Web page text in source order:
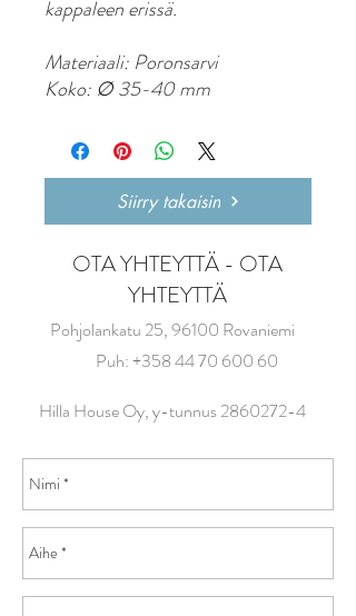
kappaleen erissä.
Materiaali: Poronsarvi
Koko: ∅ 35-40 mm
Siirry takaisin
OTA YHTEYTTÄ - OTA
YHTEYTTÄ
Pohjolankatu 25, 96100 Rovaniemi
Puh:+358 44 70 600 60
Hilla House Oy, y-tunnus2860272-4